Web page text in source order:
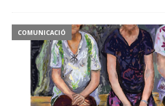
COMUNICACIÓ